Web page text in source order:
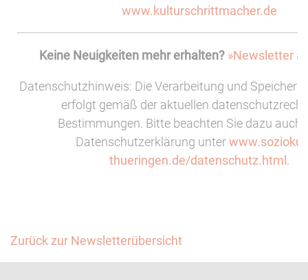
www.kulturschrittmacher.de
Keine Neuigkeiten mehr erhalten? »Newsletter
Datenschutzhinweis: Die Verarbeitung und
erfolgt gemäß der aktuellen
Bestimmungen. Bitte beachten Sie dazu auch
Datenschutzerklärung unter
thueringen.de/datenschutz.html
Zurück zur Newsletterübersicht